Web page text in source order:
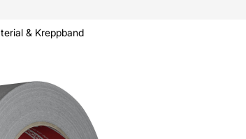
& Kreppband